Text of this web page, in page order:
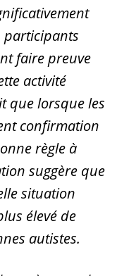
participants
faire preuve
activité
que lorsque les
confirmation
règle à
suggère que
situation
élevé de
autistes.